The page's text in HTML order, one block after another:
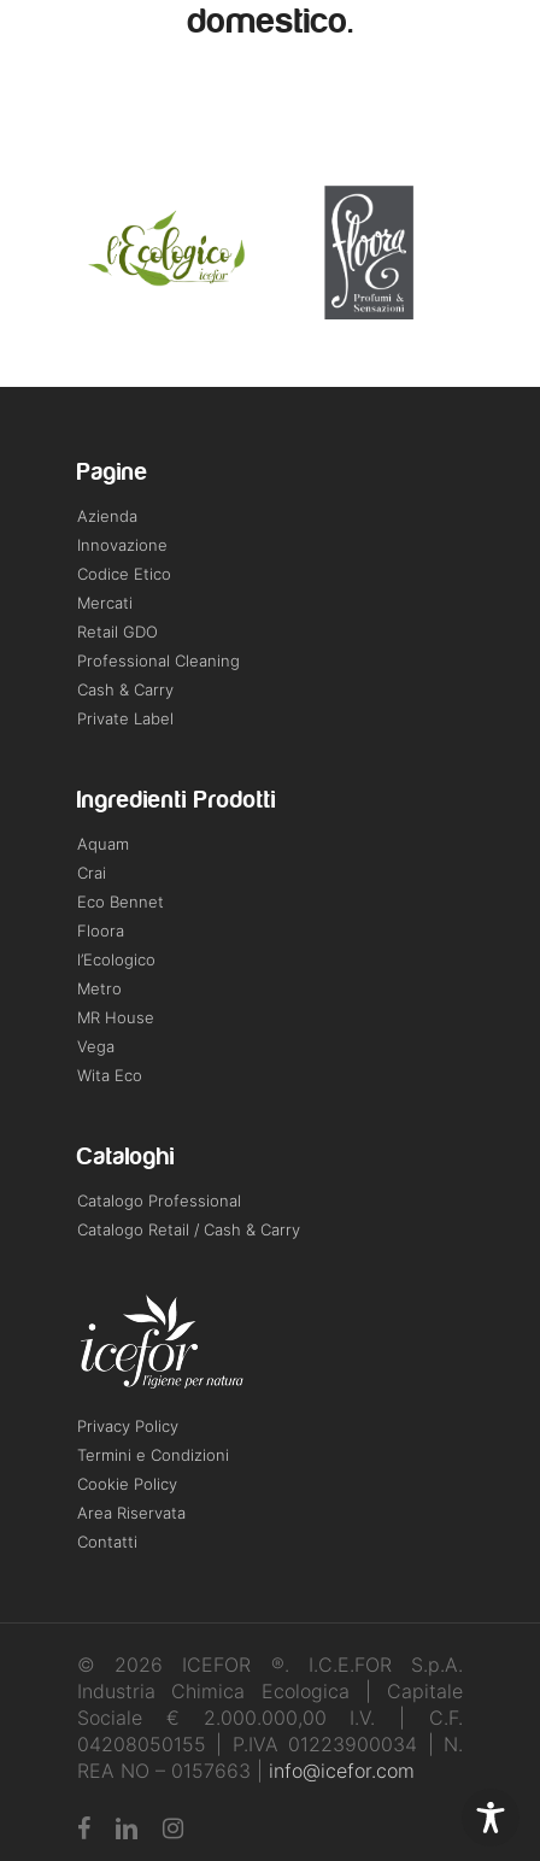
domestico.
Pagine
Azienda
Innovazione
Codice Etico
Mercati
Retail GDO
Professional Cleaning
Cash & Carry
Private Label
Ingredienti Prodotti
Aquam
Crai
Eco Bennet
Floora
l’Ecologico
Metro
MR House
Vega
Wita Eco
Cataloghi
Catalogo Professional
Catalogo Retail / Cash & Carry
Privacy Policy
Termini e Condizioni
Cookie Policy
Area Riservata
Contatti
© 2026 ICEFOR ®. I.C.E.FOR S.p.A.
Industria Chimica Ecologica | Capitale
Sociale € 2.000.000,00 I.V. | C.F.
04208050155 | P.IVA 01223900034 | N.
REA NO – 0157663 | info@icefor.com
facebooklinkedininstagram